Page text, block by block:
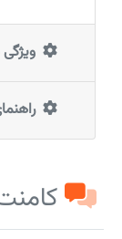
ویژگی